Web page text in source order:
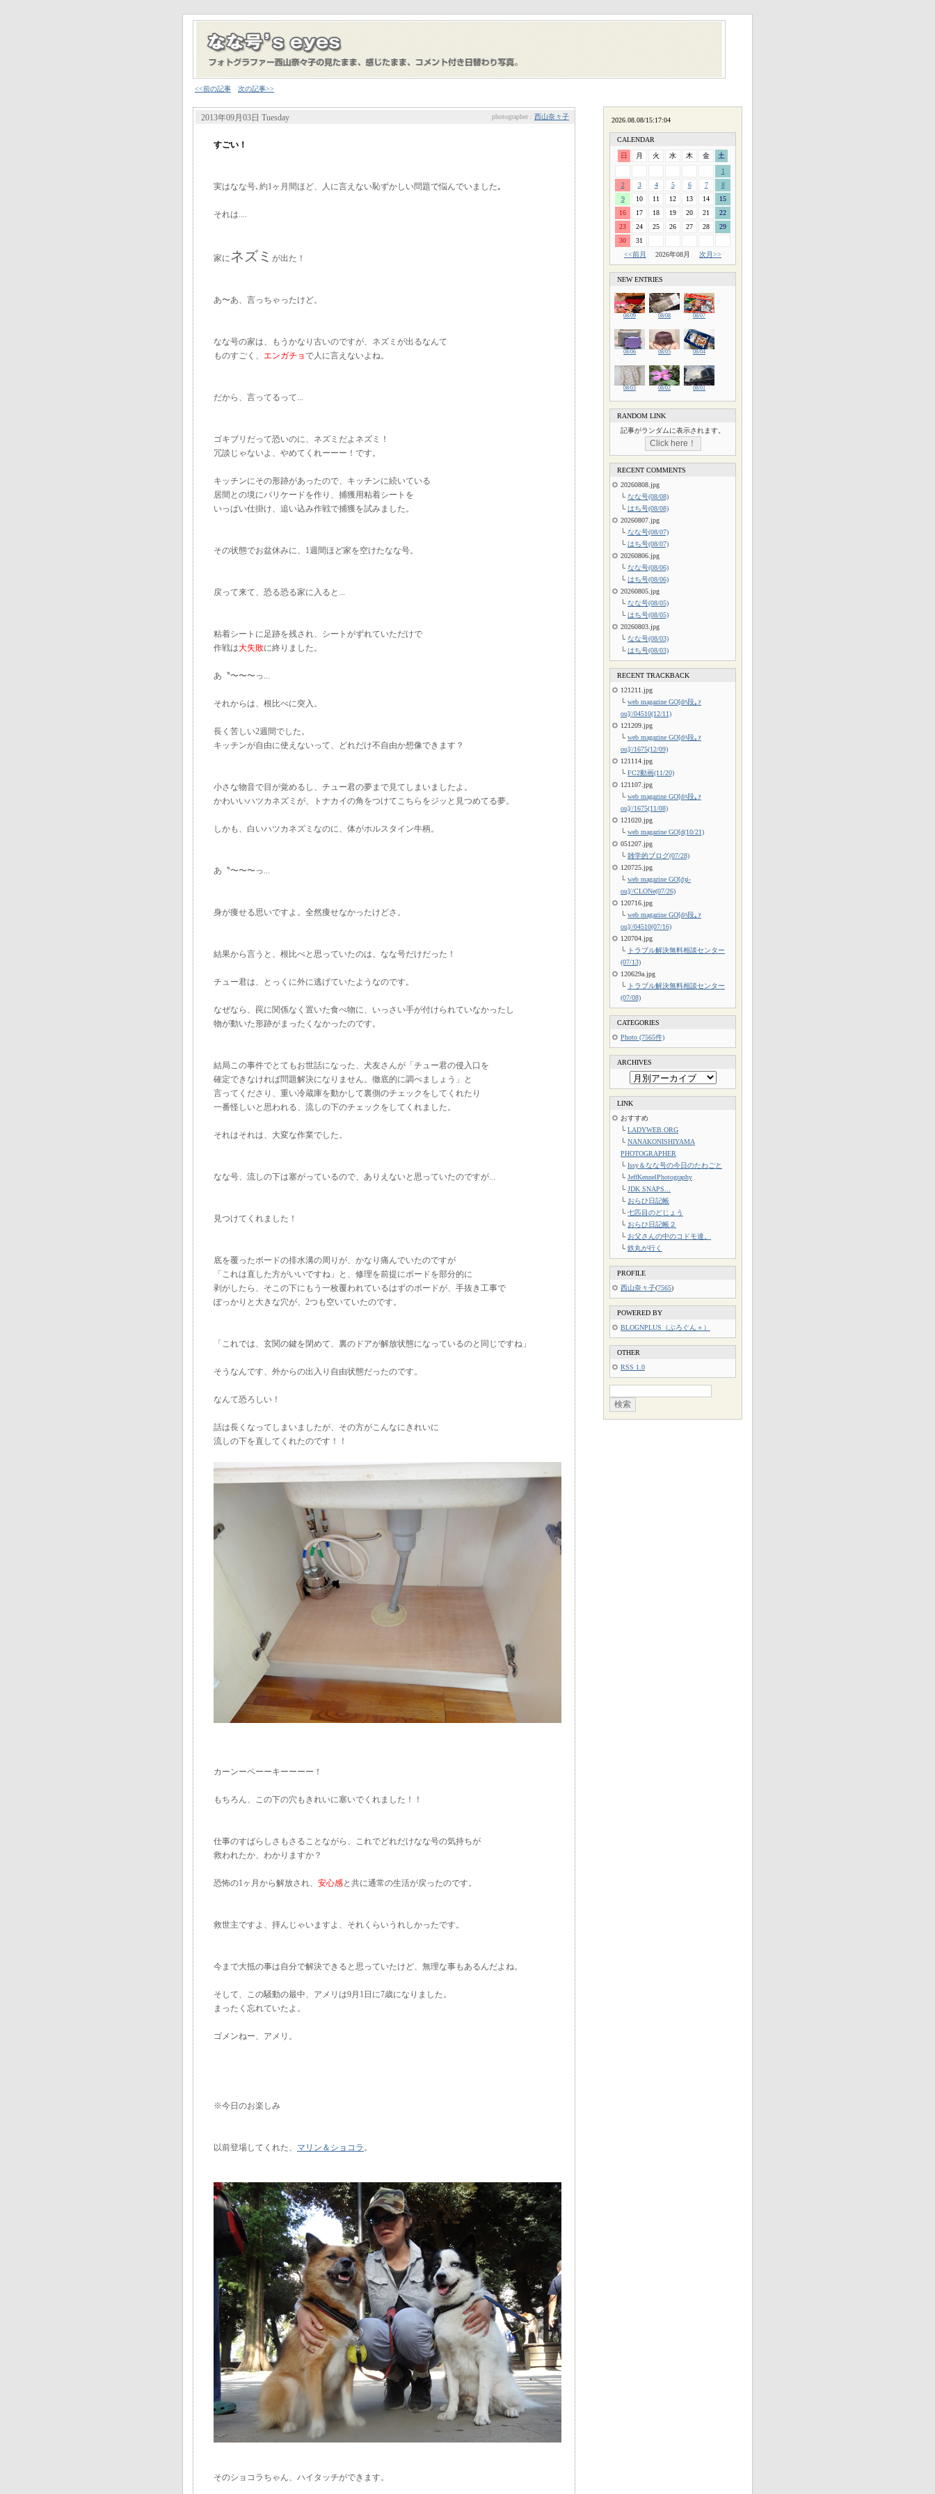
<<前の記事 次の記事>>
2013年09月03日 Tuesday photographer : 西山奈々子
すごい！
実はなな号､約1ヶ月間ほど、人に言えない恥ずかしい問題で悩んでいました｡
それは....
家にネズミ が出た！
あ〜あ、言っちゃったけど。
なな号の家は、もうかなり古いのですが、ネズミが出るなんて
ものすごく、 エンガチョで人に言えないよね。
だから、言ってるって...
ゴキブリだって恐いのに、ネズミだよネズミ！
冗談じゃないよ、やめてくれーーー！です。
キッチンにその形跡があったので、キッチンに続いている
居間との境にバリケードを作り、捕獲用粘着シートを
いっぱい仕掛け、追い込み作戦で捕獲を試みました。
その状態でお盆休みに、1週間ほど家を空けたなな号。
戻って来て、恐る恐る家に入ると...
粘着シートに足跡を残され、シートがずれていただけで
作戦は大失敗に終りました。
あ〝〜〜〜っ...
それからは、根比べに突入。
長く苦しい2週間でした。
キッチンが自由に使えないって、どれだけ不自由か想像できます？
小さな物音で目が覚めるし、チュー君の夢まで見てしまいましたよ。
かわいいハツカネズミが、トナカイの角をつけてこちらをジッと見つめてる夢。
しかも、白いハツカネズミなのに、体がホルスタイン牛柄。
あ〝〜〜〜っ...
身が痩せる思いですよ。全然痩せなかったけどさ。
結果から言うと、根比べと思っていたのは、なな号だけだった！
チュー君は、とっくに外に逃げていたようなのです。
なぜなら、罠に関係なく置いた食べ物に、いっさい手が付けられていなかったし
物が動いた形跡がまったくなかったのです。
結局この事件でとてもお世話になった、犬友さんが「チュー君の侵入口を
確定できなければ問題解決になりません。徹底的に調べましょう」と
言ってくださり、重い冷蔵庫を動かして裏側のチェックをしてくれたり
一番怪しいと思われる、流しの下のチェックをしてくれました。
それはそれは、大変な作業でした。
なな号、流しの下は塞がっているので、ありえないと思っていたのですが...
見つけてくれました！
底を覆ったボードの排水溝の周りが、かなり痛んでいたのですが
「これは直した方がいいですね」と、修理を前提にボードを部分的に
剥がしたら、そこの下にもう一枚覆われているはずのボードが、手抜き工事で
ぽっかりと大きな穴が、2つも空いていたのです。
「これでは、玄関の鍵を閉めて、裏のドアが解放状態になっているのと同じですね」
そうなんです、外からの出入り自由状態だったのです。
なんて恐ろしい！
話は長くなってしまいましたが、その方がこんなにきれいに
流しの下を直してくれたのです！！
カーンーペーーキーーーー！
もちろん、この下の穴もきれいに塞いでくれました！！
仕事のすばらしさもさることながら、これでどれだけなな号の気持ちが
救われたか、わかりますか？
恐怖の1ヶ月から解放され、 安心感と共に通常の生活が戻ったのです。
救世主ですよ、拝んじゃいますよ、それくらいうれしかったです。
今まで大抵の事は自分で解決できると思っていたけど、無理な事もあるんだよね。
そして、この騒動の最中、アメリは9月1日に7歳になりました。
まったく忘れていたよ。
ゴメンねー、アメリ。
※今日のお楽しみ
以前登場してくれた、 マリン＆ショコラ 。
そのショコラちゃん、ハイタッチができます。
CALENDAR
日 月 火 水 木 金
土
1
2
3 4 5 6 7
8
9
10 11 12 13 14
15
16
17 18 19 20 21
22
23
24 25 26 27 28
29
30
31
<<前月
2026年08月 次月>>
NEW ENTRIES
08/09 08/08 08/07
08/06 08/05 08/04
08/03 08/02 08/01
RANDOM LINK
記事がランダムに表示されます。
RECENT COMMENTS
20260808.jpg
└ なな号(08/08)
└ はち号(08/08)
20260807.jpg
└ なな号(08/07)
└ はち号(08/07)
20260806.jpg
└ なな号(08/06)
└ はち号(08/06)
20260805.jpg
└ なな号(08/05)
└ はち号(08/05)
20260803.jpg
└ なな号(08/03)
└ はち号(08/03)
RECENT TRACKBACK
121211.jpg
└ web magazine GO[dﾊ段｡ｧ
ou]//04510(12/11)
121209.jpg
└ web magazine GO[dﾊ段｡ｧ
ou]//1675(12/09)
121114.jpg
└ FC2動画(11/20)
121107.jpg
└ web magazine GO[dﾊ段｡ｧ
ou]//1675(11/08)
121020.jpg
└ web magazine GO[d(10/21)
051207.jpg
└ 雑学的ブログ(07/28)
120725.jpg
└ web magazine GO[dʒi-
ou]//CLONe(07/26)
120716.jpg
└ web magazine GO[dﾊ段｡ｧ
ou]//04510(07/16)
120704.jpg
└ トラブル解決無料相談センター
(07/13)
120629a.jpg
└ トラブル解決無料相談センター
(07/08)
CATEGORIES
Photo (7565件)
ARCHIVES
LINK
おすすめ
└ LADYWEB.ORG
└ NANAKONISHIYAMA
PHOTOGRAPHER
└ Issy＆なな号の今日のたわごと
└ JeffKennelPhotography
└ JDK SNAPS...
└ おらひ日記帳
└ 七匹目のどじょう
└ おらひ日記帳２
└ お父さんの中のコドモ達。
└ 鉄丸が行く
PROFILE
西山奈々子(7565)
POWERED BY
BLOGNPLUS（ぶろぐん＋）
OTHER
RSS 1.0